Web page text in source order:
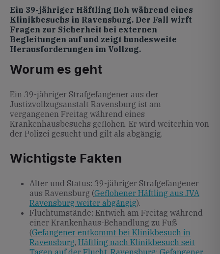
Ein 39-jähriger Häftling floh während eines
Klinikbesuchs in Ravensburg. Der Fall wirft
Fragen zur Sicherheit bei externen
Begleitungen auf und zeigt bundesweite
Herausforderungen im Vollzug.
Worum es geht
Ein 39-jähriger Strafgefangener aus der
Justizvollzugsanstalt Ravensburg ist am
vergangenen Freitag während eines
Krankenhausbesuchs geflohen. Er wird weiterhin von
der Polizei gesucht und gilt als abgängig.
Wichtigste Fakten
Alter und Status: 39-jähriger Strafgefangener
aus Ravensburg (Geflohener Häftling aus JVA
Ravensburg weiter abgängig).
Fluchtumstände: Entwich am Freitag während
einer Krankenhaus-Behandlung zu Fuß
(Gefangener entkommt bei Klinikbesuch in
Ravensburg, Häftling nach Klinikbesuch seit
Tagen auf der Flucht, Ravensburg: Gefangener